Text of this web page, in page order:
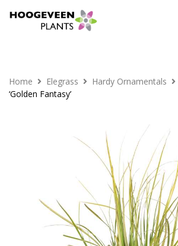
Home Elegrass Hardy Ornamentals
‘Golden Fantasy’